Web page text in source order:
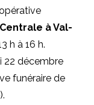
à Val-
h à 16 h.
22 décembre
funéraire de